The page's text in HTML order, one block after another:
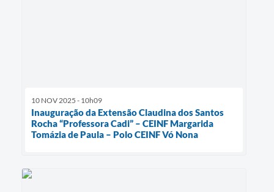
10 NOV 2025 - 10h09
Inauguração da Extensão Claudina dos Santos
Rocha “Professora Cadi” – CEINF Margarida
Tomázia de Paula – Polo CEINF Vó Nona